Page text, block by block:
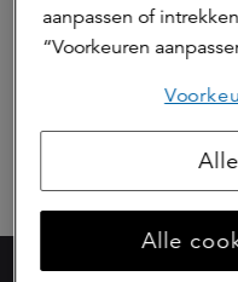
aanpassen of
“Voorkeuren
Alle